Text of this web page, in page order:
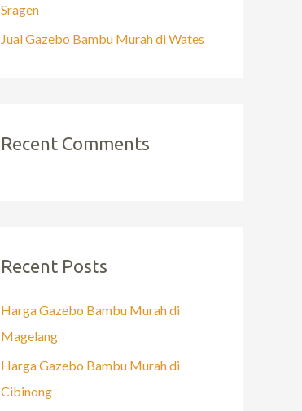
Sragen
Jual Gazebo Bambu Murah di Wates
Recent Comments
Recent Posts
Harga Gazebo Bambu Murah di
Magelang
Harga Gazebo Bambu Murah di
Cibinong